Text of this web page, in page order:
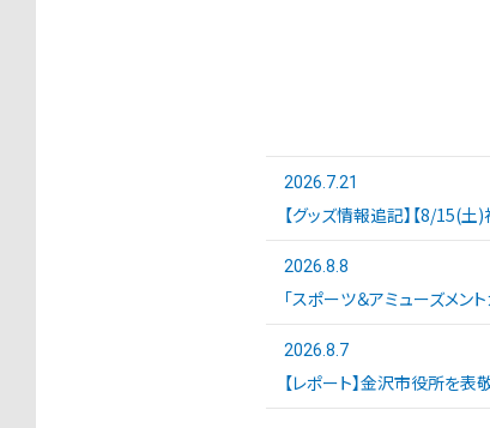
2026.7.21
【グッズ情報追記】【8/15(
2026.8.8
「スポーツ＆アミューズメ
2026.8.7
【レポート】金沢市役所を表